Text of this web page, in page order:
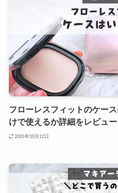
フローレスフィットのケー
けで使えるか詳細をレビュー
2025年10月12日